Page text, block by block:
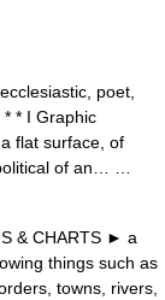
poet,
* I Graphic
flat surface, of
of an… …
& CHARTS ► a
things such as
towns, rivers,